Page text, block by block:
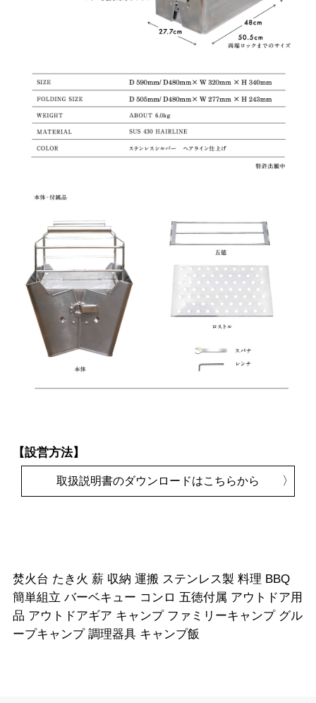
【設営方法】
取扱説明書のダウンロードはこちらから
焚火台 たき火 薪 収納 運搬 ステンレス製 料理 BBQ
簡単組立 バーベキュー コンロ 五徳付属 アウトドア用
品 アウトドアギア キャンプ ファミリーキャンプ グル
ープキャンプ 調理器具 キャンプ飯